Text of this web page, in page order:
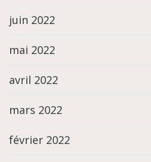
juin 2022
mai 2022
avril 2022
mars 2022
février 2022